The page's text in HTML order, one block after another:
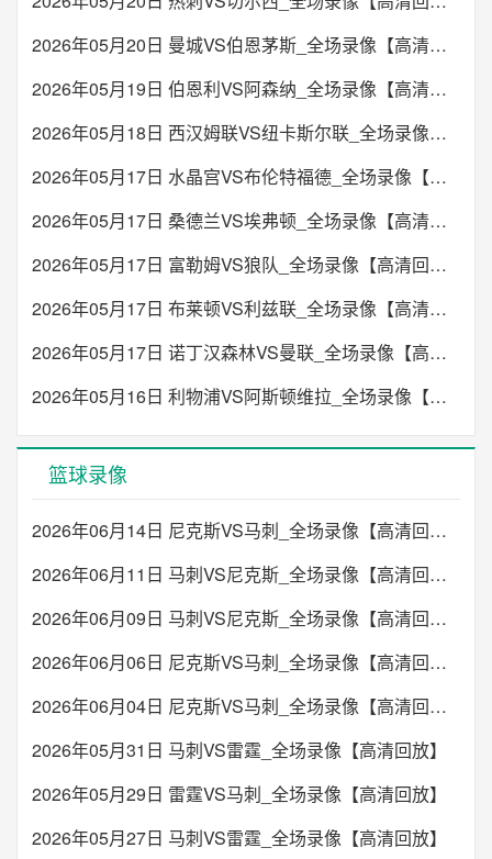
2026年05月20日 曼城VS伯恩茅斯_全场录像【高清回放】
2026年05月19日 伯恩利VS阿森纳_全场录像【高清回放】
2026年05月18日 西汉姆联VS纽卡斯尔联_全场录像【高清回放】
2026年05月17日 水晶宫VS布伦特福德_全场录像【高清回放】
2026年05月17日 桑德兰VS埃弗顿_全场录像【高清回放】
2026年05月17日 富勒姆VS狼队_全场录像【高清回放】
2026年05月17日 布莱顿VS利兹联_全场录像【高清回放】
2026年05月17日 诺丁汉森林VS曼联_全场录像【高清回放】
2026年05月16日 利物浦VS阿斯顿维拉_全场录像【高清回放】
篮球录像
2026年06月14日 尼克斯VS马刺_全场录像【高清回放】
2026年06月11日 马刺VS尼克斯_全场录像【高清回放】
2026年06月09日 马刺VS尼克斯_全场录像【高清回放】
2026年06月06日 尼克斯VS马刺_全场录像【高清回放】
2026年06月04日 尼克斯VS马刺_全场录像【高清回放】
2026年05月31日 马刺VS雷霆_全场录像【高清回放】
2026年05月29日 雷霆VS马刺_全场录像【高清回放】
2026年05月27日 马刺VS雷霆_全场录像【高清回放】